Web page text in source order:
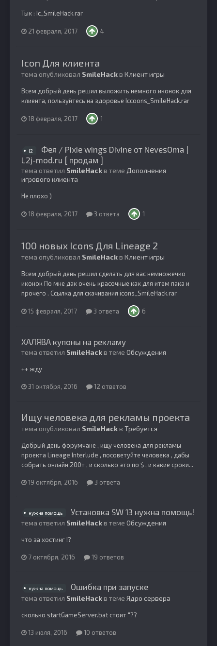
Тык : Ic_SmileHack.rar
21 февраля, 2017 4
Icon Для клиента
тема опубликовал SmileHackв Клиент игры
Всем добрый день решил выложить немного иконок для
клиента, пользуйтесь на здоровье Iccoons_SmileHack.rar
18 февраля, 2017 1
l2
Фея / Pixie wings Divine от NevesOma |
L2j-mod.ru [ продам ]
тема ответил SmileHackв теме Дополнения
игрового клиента
Не плохо )
18 февраля, 2017 3 ответа 1
100 новых Icons Для Lineage 2
тема опубликовал SmileHackв Клиент игры
Всем добрый день решил сделать для вас немножечко
иконок По мне дак очень красочные как для итем пака и
прочего . Ссылка для скачивания icons_SmileHack.rar
15 февраля, 2017 3 ответа 6
ХАЛЯВА купоны на рекламу
тема ответил SmileHackв теме Обсуждения
++ жду
31 октября, 2016 12 ответов
Ищу человека для рекламы проекта
тема опубликовал SmileHackв Требуется
Добрый день форумчане , ищу человека для рекламы
проекта Lineage Interlude , посоветуйте человека , дабы
собрать онлайн 200+ , и сколько это по $ , и какие сроки...
19 октября, 2016 3 ответа
нужна помощь Установка SW 13 нужна помощь!
тема ответил SmileHackв теме Обсуждения
что за хостинг !?
7 октября, 2016 19 ответов
нужна помощь Ошибка при запуске
тема ответил SmileHackв теме Ядро сервера
сколько startGameServer.bat стоит "??
13 июля, 2016 10 ответов